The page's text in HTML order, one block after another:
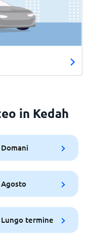
in Kedah
Domani
Agosto
Lungo termine